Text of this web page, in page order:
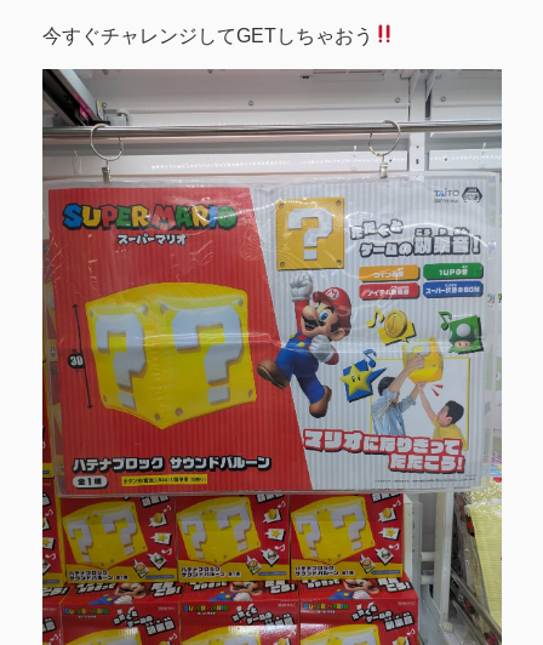
今すぐチャレンジしてGETしちゃおう